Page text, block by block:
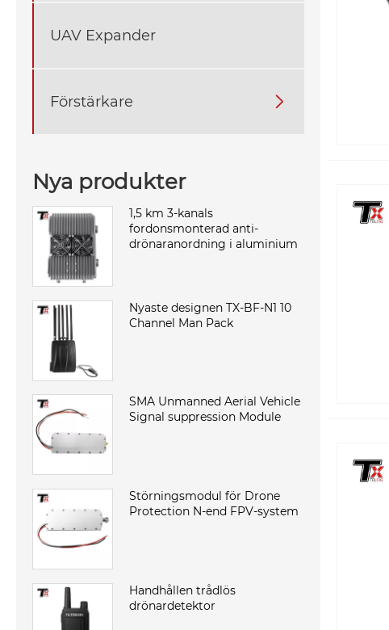
UAV Expander
Förstärkare 
Nya produkter
1,5 km 3-kanals
fordonsmonterad anti-
drönaranordning i aluminium
Nyaste designen TX-BF-N1 10
Channel Man Pack
SMA Unmanned Aerial Vehicle
Signal suppression Module
Störningsmodul för Drone
Protection N-end FPV-system
Handhållen trådlös
drönardetektor